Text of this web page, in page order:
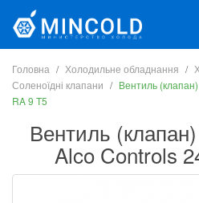
Головна Холодильне обладнання
Соленоїдні клапани
Вентиль
RA 9 T5
Вентиль
Alco Controls